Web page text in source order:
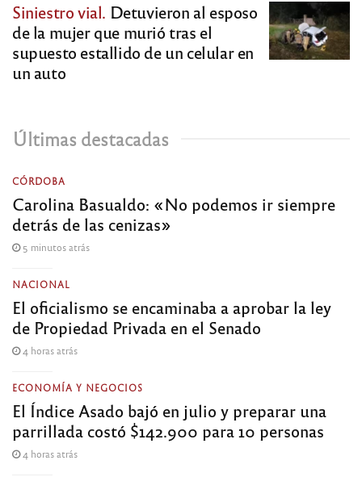
Siniestro vial. Detuvieron al esposo
de la mujer que murió tras el
supuesto estallido de un celular en
un auto
Últimas destacadas
CÓRDOBA
Carolina Basualdo: «No podemos ir siempre
detrás de las cenizas»
5 minutos atrás
NACIONAL
El oficialismo se encaminaba a aprobar la ley
de Propiedad Privada en el Senado
4 horas atrás
ECONOMÍA Y NEGOCIOS
El Índice Asado bajó en julio y preparar una
parrillada costó $142.900 para 10 personas
4 horas atrás